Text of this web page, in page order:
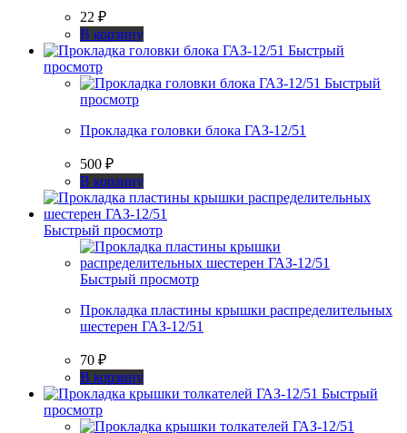
22 ₽
В корзину
Быстрый
просмотр
Быстрый
просмотр
Прокладка головки блока ГАЗ-12/51
500 ₽
В корзину
Быстрый просмотр
Быстрый просмотр
Прокладка пластины крышки распределительных
шестерен ГАЗ-12/51
70 ₽
В корзину
Быстрый
просмотр